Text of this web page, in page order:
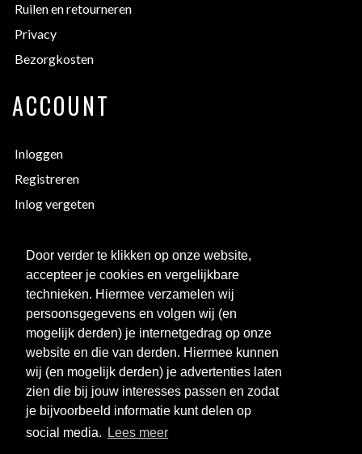
Door verder te klikken op onze website,
accepteer je cookies en vergelijkbare
technieken. Hiermee verzamelen wij
persoonsgegevens en volgen wij (en
mogelijk derden) je internetgedrag op onze
website en die van derden. Hiermee kunnen
wij (en mogelijk derden) je advertenties laten
zien die bij jouw interesses passen en zodat
je bijvoorbeeld informatie kunt delen op
social media.
Lees meer
Ruilen en retourneren
Privacy
Bezorgkosten
ACCOUNT
Inloggen
Registreren
Inlog vergeten
EXTRA INFORMATIE
Bedrukken
Maattabellen
Links
Over ons
Clubkorting